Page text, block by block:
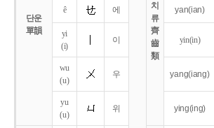
단운
單韻
치
류
齊
齒
類
ê 에 yan(ian)
yi
(i)
이 yin(in)
wu
(u)
우 yang(iang)
yu
(u)
위 ying(ing)